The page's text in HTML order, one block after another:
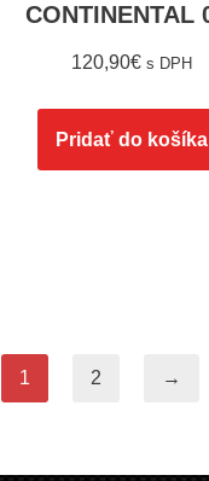
CONTINENTAL
120,90€ s DPH
Pridať do košíka
1 2 →